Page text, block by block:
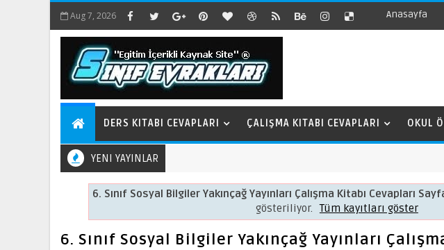
Aug 7, 2026 Anasayfa
DERS KITABI CEVAPLARI ÇALIŞMA KITABI CEVAPLARI OKUL
YENI YAYINLAR
6. Sınıf Sosyal Bilgiler Yakınçağ Yayınları Çalışma Kitabı Cevapları
gösteriliyor. Tüm kayıtları göster
6. Sınıf Sosyal Bilgiler Yakınçağ Yayınları